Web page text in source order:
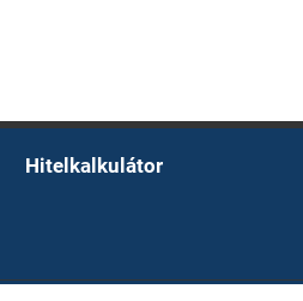
Hitelkalkulátor